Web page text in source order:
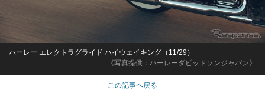
《写真提供：ハーレーダビッドソンジャパン》
ハーレー エレクトラグライド ハイウェイキング（11/29）
この記事へ戻る